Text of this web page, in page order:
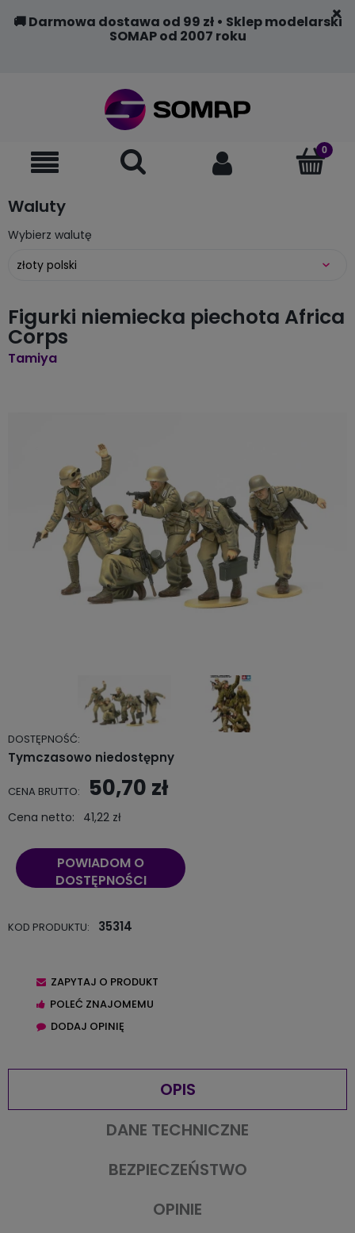
🚚 Darmowa dostawa od 99 zł • Sklep modelarski
SOMAP od 2007 roku
Waluty
Wybierz walutę
Figurki niemiecka piechota Africa
Corps
Tamiya
DOSTĘPNOŚĆ:
Tymczasowo niedostępny
CENA BRUTTO: 50,70 zł
Cena netto: 41,22 zł
POWIADOM O
DOSTĘPNOŚCI
KOD PRODUKTU: 35314
ZAPYTAJ O PRODUKT
POLEĆ ZNAJOMEMU
DODAJ OPINIĘ
OPIS
DANE TECHNICZNE
BEZPIECZEŃSTWO
OPINIE